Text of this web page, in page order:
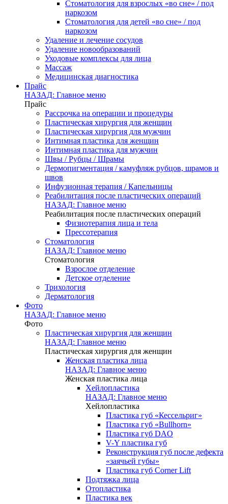
Стоматология для взрослых «во сне» / под
наркозом
Стоматология для детей «во сне» / под
наркозом
Удаление и лечение сосудов
Удаление новообразований
Уходовые комплексы для лица
Массаж
Медицинская диагностика
Прайс
НАЗАД: Главное меню
Прайс
Рассрочка на операции и процедуры
Пластическая хирургия для женщин
Пластическая хирургия для мужчин
Интимная пластика для женщин
Интимная пластика для мужчин
Швы / Рубцы / Шрамы
Дермопигментация / камуфляж рубцов, шрамов и
швов
Инфузионная терапия / Капельницы
Реабилитация после пластических операций
НАЗАД: Главное меню
Реабилитация после пластических операций
Физиотерапия лица и тела
Прессотерапия
Стоматология
НАЗАД: Главное меню
Стоматология
Взрослое отделение
Детское отделение
Трихология
Дерматология
Фото
НАЗАД: Главное меню
Фото
Пластическая хирургия для женщин
НАЗАД: Главное меню
Пластическая хирургия для женщин
Женская пластика лица
НАЗАД: Главное меню
Женская пластика лица
Хейлопластика
НАЗАД: Главное меню
Хейлопластика
Пластика губ «Кессельриг»
Пластика губ «Bullhorn»
Пластика губ DAO
V-Y пластика губ
Реконструкция губ после дефекта
«заячьей губы»
Пластика губ Corner Lift
Подтяжка лица
Отопластика
Пластика век